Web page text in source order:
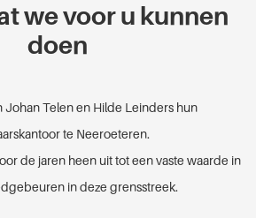
we voor u kunnen
doen
Johan Telen en Hilde Leinders hun
te Neeroeteren.
de jaren heen uit tot een vaste waarde in
in deze grensstreek.